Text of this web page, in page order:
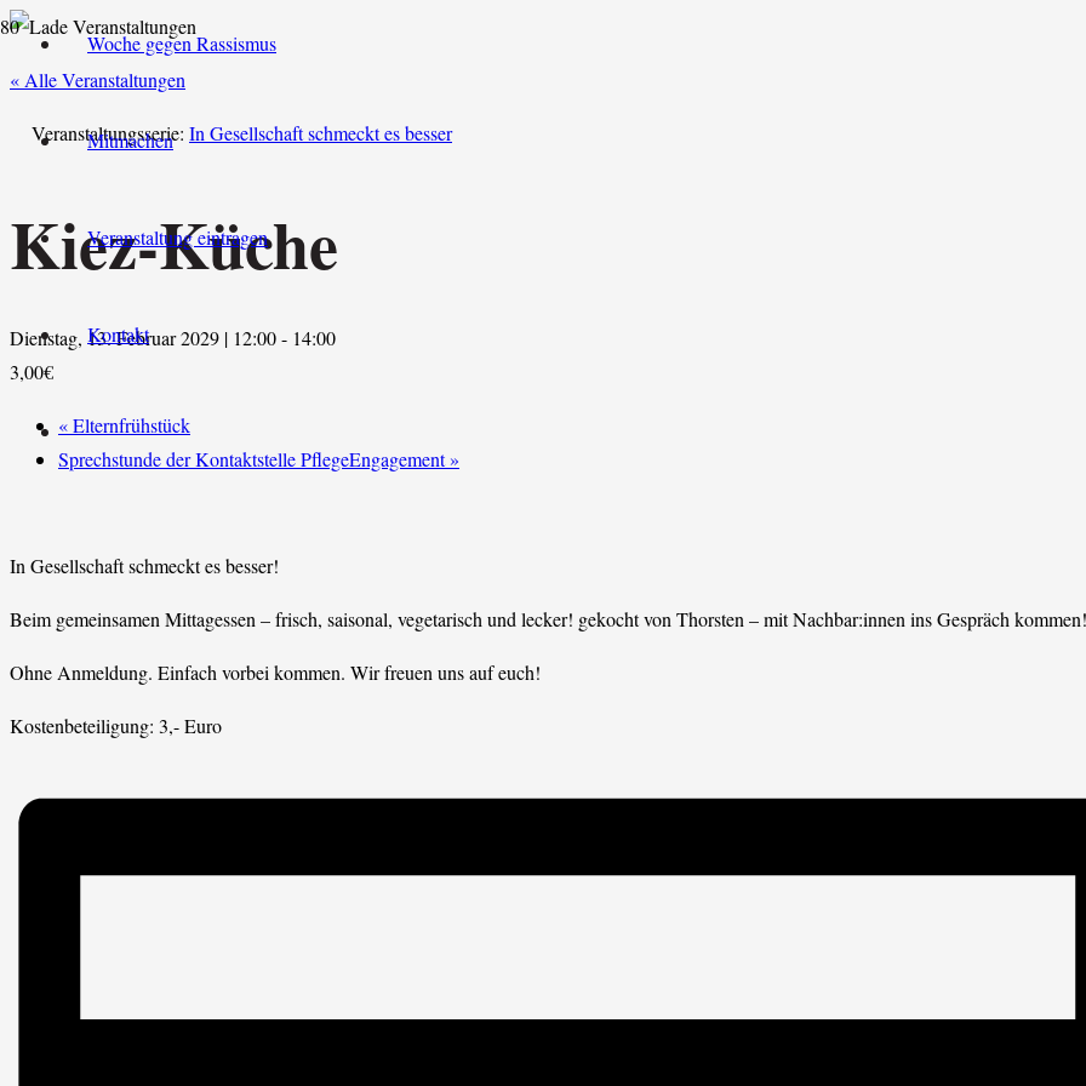
Woche gegen Rassismus
Mitmachen
Veranstaltung eintragen
Kontakt
« Alle Veranstaltungen
Veranstaltungsserie: In Gesellschaft schmeckt es besser
Kiez-Küche
Dienstag, 13. Februar 2029 | 12:00- 14:00
3,00€
«Elternfrühstück
Sprechstunde der Kontaktstelle PflegeEngagement»
In Gesellschaft schmeckt es besser!
Beim gemeinsamen Mittagessen – frisch, saisonal, vegetarisch und lecker! gekocht von Thorsten – mit Nachbar:innen ins Gespräch kommen!
Ohne Anmeldung. Einfach vorbei kommen. Wir freuen uns auf euch!
Kostenbeteiligung: 3,- Euro